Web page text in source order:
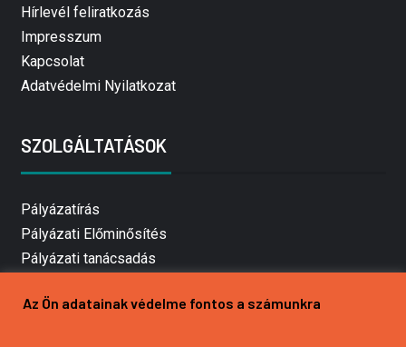
Hírlevél feliratkozás
Impresszum
Kapcsolat
Adatvédelmi Nyilatkozat
SZOLGÁLTATÁSOK
Pályázatírás
Pályázati Előminősítés
Pályázati tanácsadás
Mezőgazdasági pályázatírás
Az Ön adatainak védelme fontos a számunkra